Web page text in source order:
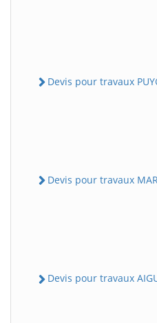
Devis pour travaux
Devis pour travaux
Devis pour travaux